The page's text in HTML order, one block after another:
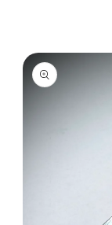
directamente
a la
información